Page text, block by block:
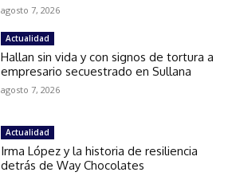
agosto 7, 2026
Actualidad
Hallan sin vida y con signos de tortura a
empresario secuestrado en Sullana
agosto 7, 2026
Actualidad
Irma López y la historia de resiliencia
detrás de Way Chocolates